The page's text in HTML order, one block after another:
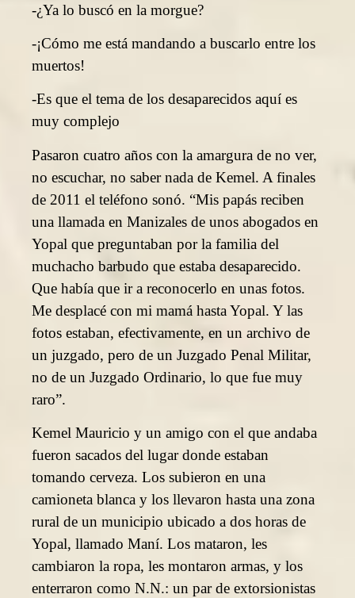
-¿Ya lo buscó en la morgue?
-¡Cómo me está mandando a buscarlo entre los
muertos!
-Es que el tema de los desaparecidos aquí es
muy complejo
Pasaron cuatro años con la amargura de no ver,
no escuchar, no saber nada de Kemel. A finales
de 2011 el teléfono sonó. “Mis papás reciben
una llamada en Manizales de unos abogados en
Yopal que preguntaban por la familia del
muchacho barbudo que estaba desaparecido.
Que había que ir a reconocerlo en unas fotos.
Me desplacé con mi mamá hasta Yopal. Y las
fotos estaban, efectivamente, en un archivo de
un juzgado, pero de un Juzgado Penal Militar,
no de un Juzgado Ordinario, lo que fue muy
raro”.
Kemel Mauricio y un amigo con el que andaba
fueron sacados del lugar donde estaban
tomando cerveza. Los subieron en una
camioneta blanca y los llevaron hasta una zona
rural de un municipio ubicado a dos horas de
Yopal, llamado Maní. Los mataron, les
cambiaron la ropa, les montaron armas, y los
enterraron como N.N.: un par de extorsionistas